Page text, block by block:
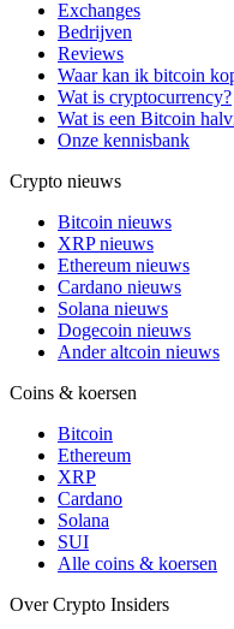
Exchanges
Bedrijven
Reviews
Waar kan ik bitcoin
Wat is cryptocurrency?
Wat is een Bitcoin
Onze kennisbank
Crypto nieuws
Bitcoin nieuws
XRP nieuws
Ethereum nieuws
Cardano nieuws
Solana nieuws
Dogecoin nieuws
Ander altcoin nieuws
Coins & koersen
Bitcoin
Ethereum
XRP
Cardano
Solana
SUI
Alle coins & koersen
Over Crypto Insiders